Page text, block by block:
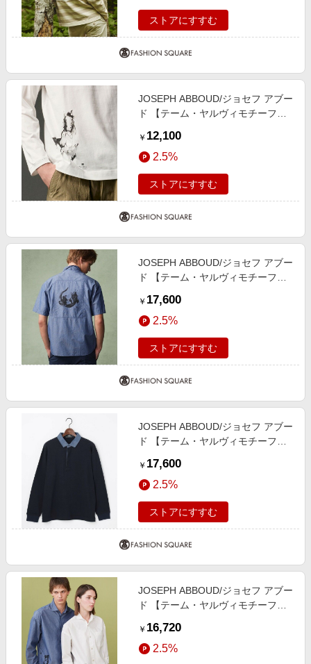
ストアにすすむ
JOSEPH ABBOUD/ジョセフ アブー
ド 【テーム・ヤルヴィモチーフ】
ホワイト×ホース L
￥ 12,100
2.5%
ストアにすすむ
JOSEPH ABBOUD/ジョセフ アブー
ド 【テーム・ヤルヴィモチーフ】
ー系 LL
￥ 17,600
2.5%
ストアにすすむ
JOSEPH ABBOUD/ジョセフ アブー
ド 【テーム・ヤルヴィモチーフ】
￥ 17,600
2.5%
ストアにすすむ
JOSEPH ABBOUD/ジョセフ アブー
ド 【テーム・ヤルヴィモチーフ】
￥ 16,720
2.5%